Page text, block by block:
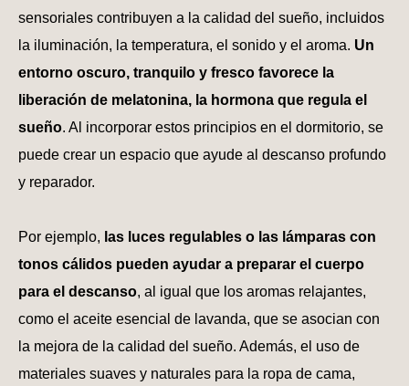
sensoriales contribuyen a la calidad del sueño, incluidos
la iluminación, la temperatura, el sonido y el aroma. Un
entorno oscuro, tranquilo y fresco favorece la
liberación de melatonina, la hormona que regula el
sueño. Al incorporar estos principios en el dormitorio, se
puede crear un espacio que ayude al descanso profundo
y reparador.
Por ejemplo, las luces regulables o las lámparas con
tonos cálidos pueden ayudar a preparar el cuerpo
para el descanso, al igual que los aromas relajantes,
como el aceite esencial de lavanda, que se asocian con
la mejora de la calidad del sueño. Además, el uso de
materiales suaves y naturales para la ropa de cama,